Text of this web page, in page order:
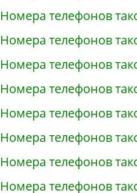
Номера телефонов
Номера телефонов
Номера телефонов
Номера телефонов
Номера телефонов
Номера телефонов
Номера телефонов
Номера телефонов